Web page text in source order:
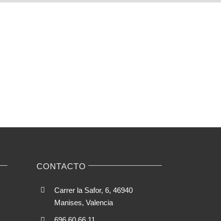
CONTACTO
Carrer la Safor, 6, 46940
Manises, Valencia